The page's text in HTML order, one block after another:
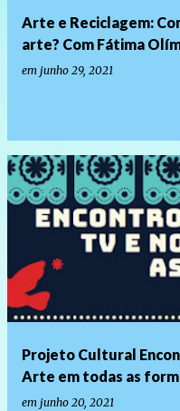
Arte e Reciclagem:
arte? Com Fátima
em junho 29, 2021
Projeto Cultural
Arte em todas as
em junho 20, 2021